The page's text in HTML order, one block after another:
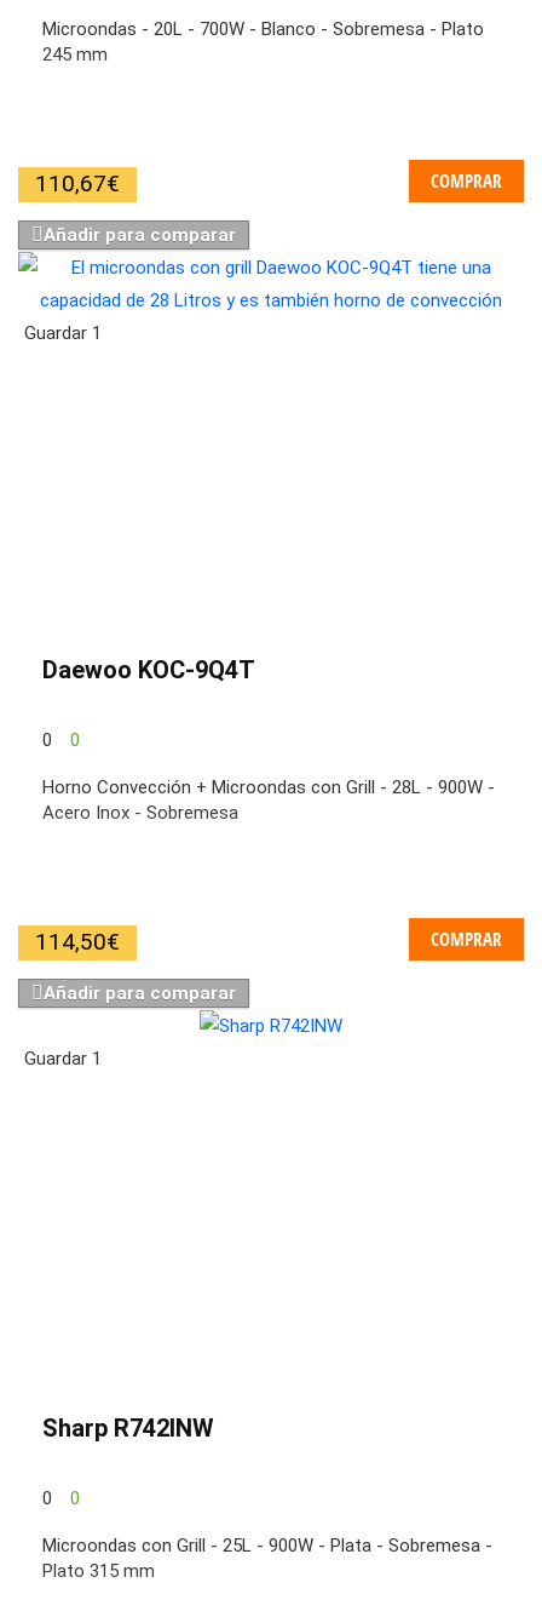
Microondas - 20L - 700W - Blanco - Sobremesa - Plato
245 mm
110,67€ COMPRAR
Añadir para comparar
Guardar 1
Daewoo KOC-9Q4T
0 0
Horno Convección + Microondas con Grill - 28L - 900W -
Acero Inox - Sobremesa
114,50€ COMPRAR
Añadir para comparar
Guardar 1
Sharp R742INW
0 0
Microondas con Grill - 25L - 900W - Plata - Sobremesa -
Plato 315 mm